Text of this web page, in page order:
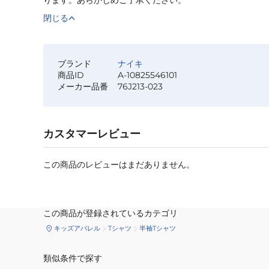
閉じる
ブランド
ナイキ
商品ID
A-10825546101
メーカー品番
76J213-023
カスタマーレビュー
この商品のレビューはまだありません。
この商品が登録されているカテゴリ
キッズアパレル Tシャツ 半袖Tシャツ
類似条件で探す